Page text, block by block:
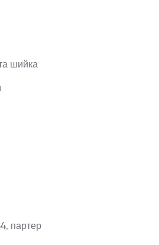
шийка
партер